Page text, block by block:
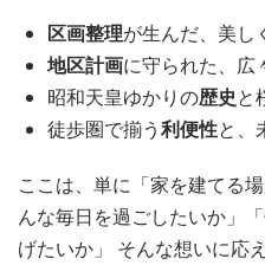
区画整理が生んだ、美し
地区計画に守られた、広
昭和天皇ゆかりの歴史と
徒歩圏で揃う利便性と、
ここは、単に「家を建てる
んな毎日を過ごしたいか」
げたいか」 そんな想いに応